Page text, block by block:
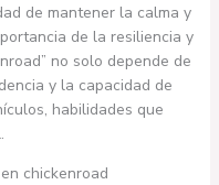
de mantener la calma y
de la resiliencia y
no solo depende de
y la capacidad de
habilidades que
chickenroad